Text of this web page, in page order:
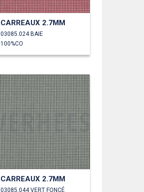
CARREAUX 2.7MM
03085.024 BAIE
100%CO
CARREAUX 2.7MM
03085.044 VERT FONCÉ